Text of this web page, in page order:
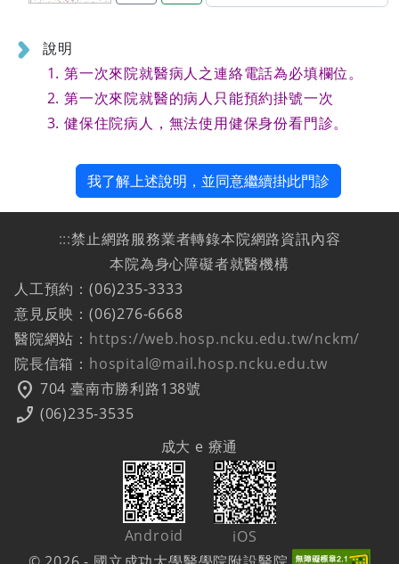
說明
第一次來院就醫病人之連絡電話為必填欄位。
第一次來院就醫的病人只能預約掛號一次
健保住院病人，無法使用健保身份看門診。
我了解上述說明，並同意繼續掛此門診
:::禁止網路服務業者轉錄本院網路資訊內容
本院為身心障礙者就醫機構
人工預約：(06)235-3333
意見反映：(06)276-6668
醫院網站： https://web.hosp.ncku.edu.tw/nckm/
院長信箱： hospital@mail.hosp.ncku.edu.tw
location_on 704 臺南市勝利路138號
phone_enabled (06)235-3535
成大 e 療通
Android
iOS